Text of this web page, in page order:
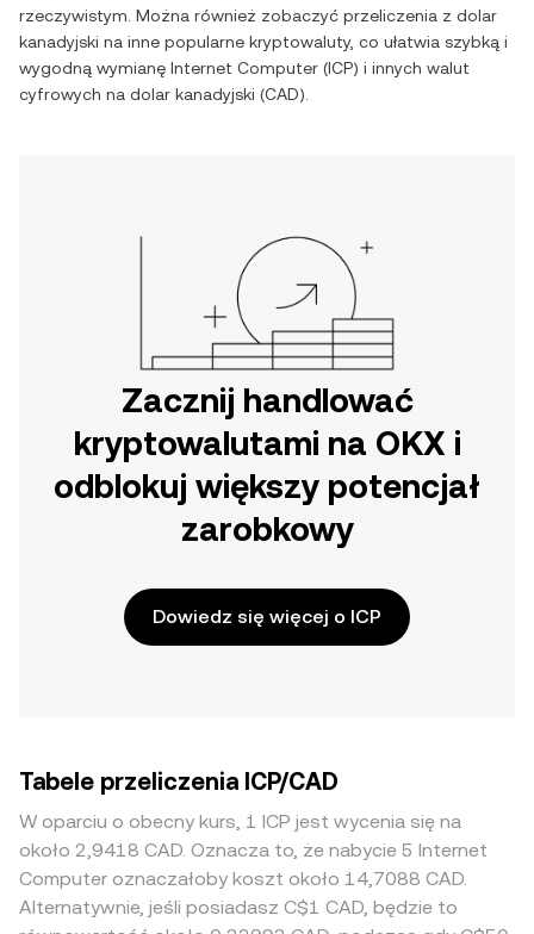
rzeczywistym. Można również zobaczyć przeliczenia z dolar
kanadyjski na inne popularne kryptowaluty, co ułatwia szybką i
wygodną wymianę Internet Computer (ICP) i innych walut
cyfrowych na dolar kanadyjski (CAD).
Zacznij handlować
kryptowalutami na OKX i
odblokuj większy potencjał
zarobkowy
Dowiedz się więcej o ICP
Tabele przeliczenia ICP/CAD
W oparciu o obecny kurs, 1 ICP jest wycenia się na
około 2,9418 CAD. Oznacza to, że nabycie 5 Internet
Computer oznaczałoby koszt około 14,7088 CAD.
Alternatywnie, jeśli posiadasz C$1 CAD, będzie to